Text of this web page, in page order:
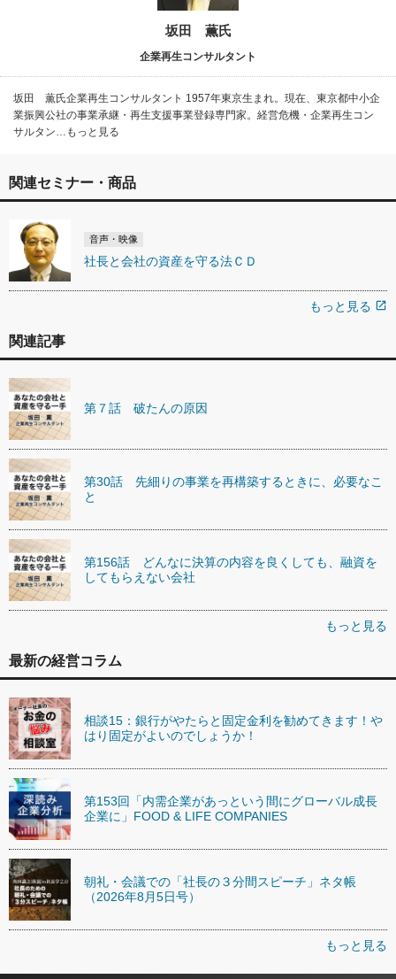
坂田 薫氏
企業再生コンサルタント
坂田 薫氏企業再生コンサルタント 1957年東京生まれ。現在、東京都中小企
業振興公社の事業承継・再生支援事業登録専門家。経営危機・企業再生コン
サルタン…もっと見る
関連セミナー・商品
音声・映像
社長と会社の資産を守る法ＣＤ
もっと見る open_in_new
関連記事
第７話 破たんの原因
第30話 先細りの事業を再構築するときに、必要なこ
と
第156話 どんなに決算の内容を良くしても、融資を
してもらえない会社
もっと見る
最新の経営コラム
相談15：銀行がやたらと固定金利を勧めてきます！や
はり固定がよいのでしょうか！
第153回「内需企業があっという間にグローバル成長
企業に」FOOD & LIFE COMPANIES
朝礼・会議での「社長の３分間スピーチ」ネタ帳
（2026年8月5日号）
もっと見る